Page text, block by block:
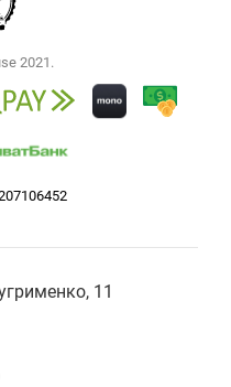
2021.
11